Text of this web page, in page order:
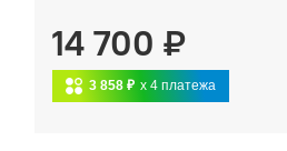
14 700 ₽
3 858 ₽ x 4 платежа